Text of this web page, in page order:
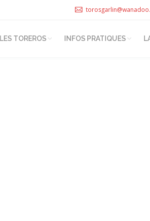
LES TOREROS INFOS PRATIQUES